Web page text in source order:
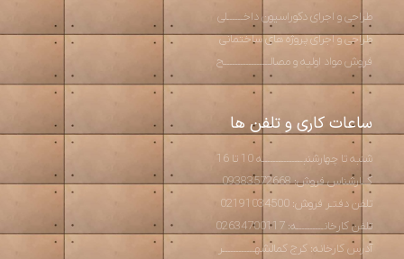
طراحی و اجرای دکوراسیون داخــــــلی
طراحی و اجرای پروژه های ساختمانی
فروش مواد اولیه و مصالـــــــــــــــــح
ساعات کاری و تلفن ها
شنبه تا چهارشنبـــــــــــــــه 10 تا 16
کــارشناس فروش: 09383572668
تلفن دفتـر فروش: 02191034500
تلفن کارخانــــــــــه: 02634700117
آدرس کارخانه: کرج کمالشهــــــــــــر